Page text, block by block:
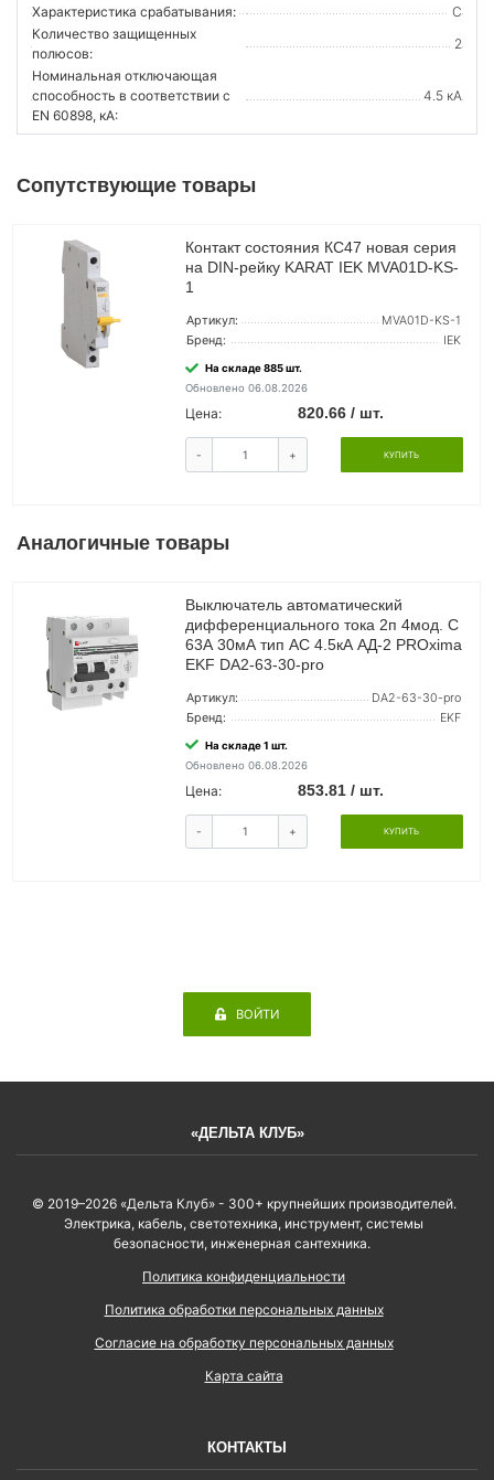
Характеристика срабатывания:
C
Количество защищенных
полюсов:
2
Номинальная отключающая
способность в соответствии с
EN 60898, кА:
4.5 кА
Сопутствующие товары
Контакт состояния КС47 новая серия
на DIN-рейку KARAT IEK MVA01D-KS-
1
Артикул:
MVA01D-KS-1
Бренд:
IEK
На складе 885 шт.
Обновлено 06.08.2026
Цена: 820.66 / шт.
- + КУПИТЬ
Аналогичные товары
Выключатель автоматический
дифференциального тока 2п 4мод. C
63А 30мА тип AC 4.5кА АД-2 PROxima
EKF DA2-63-30-pro
Артикул:
DA2-63-30-pro
Бренд:
EKF
На складе 1 шт.
Обновлено 06.08.2026
Цена: 853.81 / шт.
- + КУПИТЬ
ВОЙТИ
«ДЕЛЬТА КЛУБ»
© 2019–2026 «Дельта Клуб» - 300+ крупнейших производителей.
Электрика, кабель, светотехника, инструмент, системы
безопасности, инженерная сантехника.
Политика конфиденциальности
Политика обработки персональных данных
Согласие на обработку персональных данных
Карта сайта
КОНТАКТЫ